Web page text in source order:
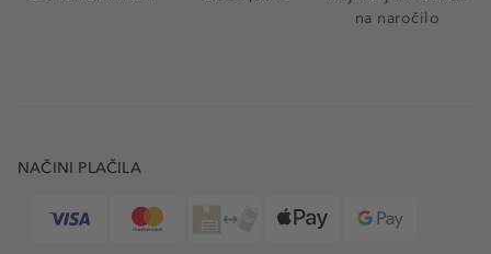
na naročilo
NAČINI PLAČILA